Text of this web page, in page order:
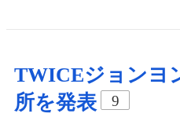
TWICEジョンヨ
所を発表
9